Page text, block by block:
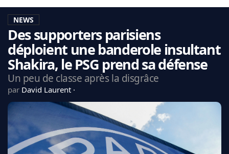
LA CHARTE
VIE PRIVÉE
CGU
CONTACTEZ-NOUS
CDM 2026
PSG
LIGUE 1
NEWS
Des supporters parisiens
déploient une banderole insultant
Shakira, le PSG prend sa défense
Un peu de classe après la disgrâce
par David Laurent